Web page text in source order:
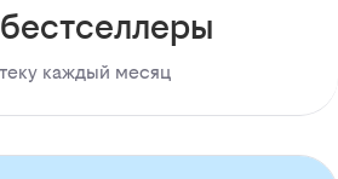
каждый месяц